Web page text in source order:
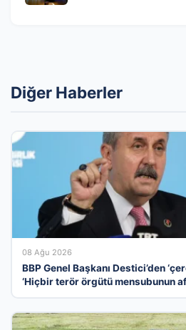
Diğer Haberler
08 Ağu 2026
BBP Genel Başkanı Destici’den
‘Hiçbir terör örgütü mensubunun